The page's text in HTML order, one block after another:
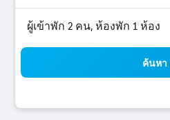
ผู้เข้าพัก 2 คน, ห้องพัก 1 ห้อง
ค้นหา